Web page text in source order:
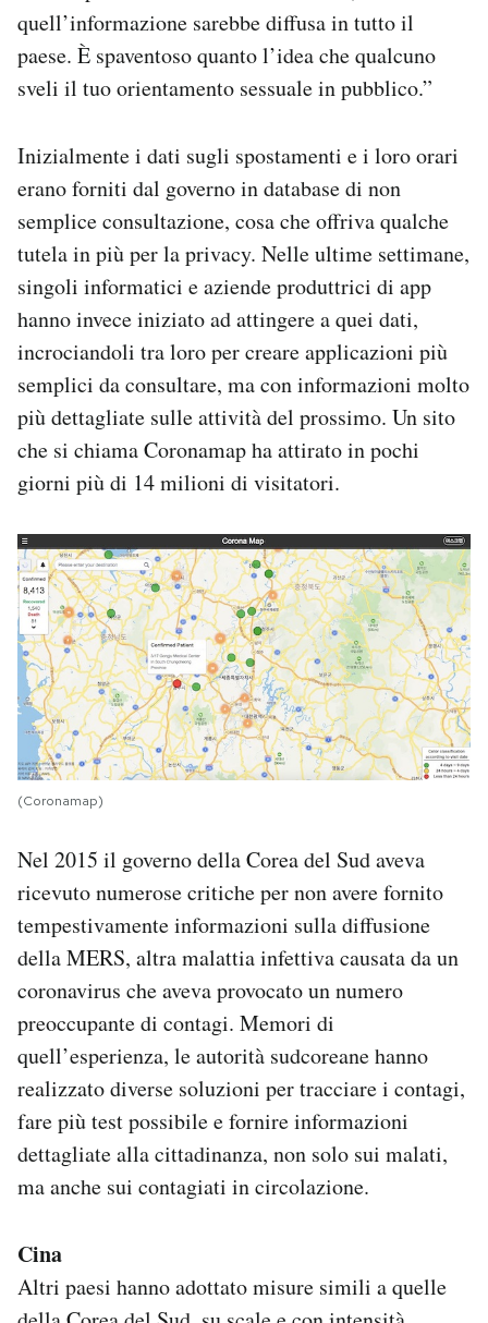
quell’informazione sarebbe diffusa in tutto il
paese. È spaventoso quanto l’idea che qualcuno
sveli il tuo orientamento sessuale in pubblico.”
Inizialmente i dati sugli spostamenti e i loro orari
erano forniti dal governo in database di non
semplice consultazione, cosa che offriva qualche
tutela in più per la privacy. Nelle ultime settimane,
singoli informatici e aziende produttrici di app
hanno invece iniziato ad attingere a quei dati,
incrociandoli tra loro per creare applicazioni più
semplici da consultare, ma con informazioni molto
più dettagliate sulle attività del prossimo. Un sito
che si chiama Coronamap ha attirato in pochi
giorni più di 14 milioni di visitatori.
(Coronamap)
Nel 2015 il governo della Corea del Sud aveva
ricevuto numerose critiche per non avere fornito
tempestivamente informazioni sulla diffusione
della MERS, altra malattia infettiva causata da un
coronavirus che aveva provocato un numero
preoccupante di contagi. Memori di
quell’esperienza, le autorità sudcoreane hanno
realizzato diverse soluzioni per tracciare i contagi,
fare più test possibile e fornire informazioni
dettagliate alla cittadinanza, non solo sui malati,
ma anche sui contagiati in circolazione.
Cina
Altri paesi hanno adottato misure simili a quelle